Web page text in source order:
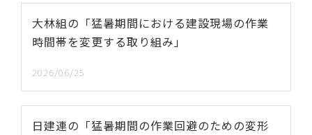
大林組の「猛暑期間における建設現場の作業
時間帯を変更する取り組み」
2026/06/25
日建連の「猛暑期間の作業回避のための変形